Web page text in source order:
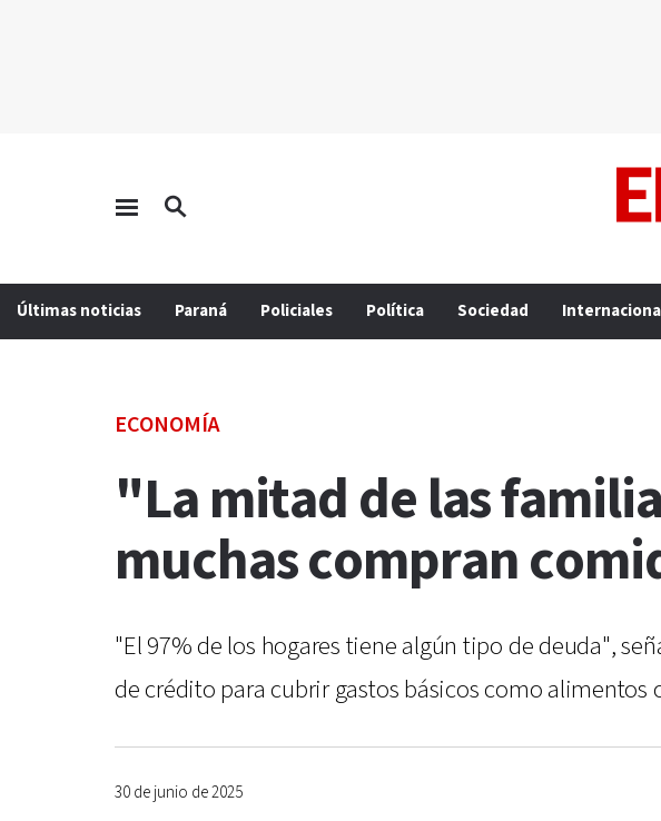
Últimas noticias Paraná Policiales Política Sociedad
ECONOMÍA
"La mitad de las
muchas compran
"El 97% de los hogares tiene algún tipo de deuda",
de crédito para cubrir gastos básicos como alimentos
30 de junio de 2025